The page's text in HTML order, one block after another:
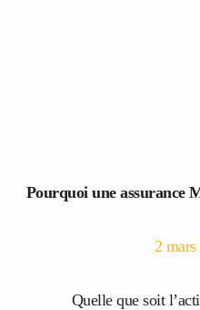
Pourquoi une assurance
2
Quelle que soit